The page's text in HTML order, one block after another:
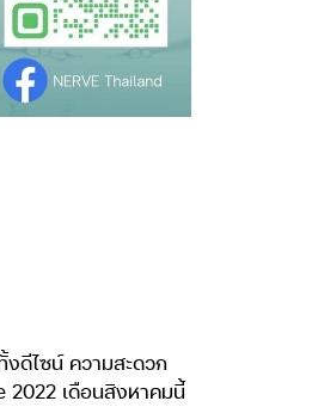
ดีไซน์ ความสะดวก
2022 เดือนสิงหาคมนี้